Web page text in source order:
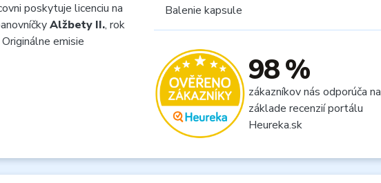
poskytuje licenciu na
Alžbety II., rok
emisie
Balenie kapsule
98 %
zákazníkov nás odporúča na
základe recenzií portálu
Heureka.sk